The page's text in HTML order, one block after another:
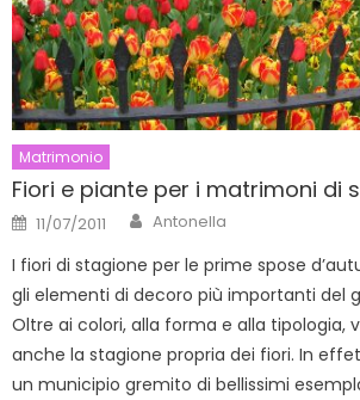
Matrimonio
Fiori e piante per i matrimoni di
Posted
on
11/07/2011 Author
Antonella
I fiori di stagione per le prime spose
gli elementi di decoro più importanti del
Oltre ai colori, alla forma e alla tipologia,
anche la stagione propria dei fiori. In
un municipio gremito di bellissimi